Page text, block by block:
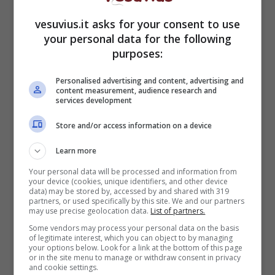
Un Posto al Sole, le
anticipazioni del 9
settembre
vesuvius.it asks for your consent to use
your personal data for the following
purposes:
Personalised advertising and content, advertising and
content measurement, audience research and
services development
Store and/or access information on a device
Learn more
Your personal data will be processed and information from
your device (cookies, unique identifiers, and other device
data) may be stored by, accessed by and shared with 319
partners, or used specifically by this site. We and our partners
may use precise geolocation data. List of partners.
Some vendors may process your personal data on the basis
of legitimate interest, which you can object to by managing
your options below. Look for a link at the bottom of this page
or in the site menu to manage or withdraw consent in privacy
and cookie settings.